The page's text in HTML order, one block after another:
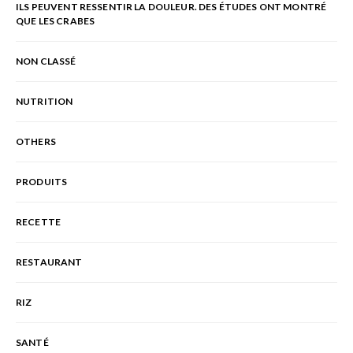
ILS PEUVENT RESSENTIR LA DOULEUR. DES ÉTUDES ONT MONTRÉ
QUE LES CRABES
NON CLASSÉ
NUTRITION
OTHERS
PRODUITS
RECETTE
RESTAURANT
RIZ
SANTÉ